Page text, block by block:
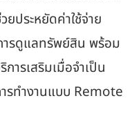
ประหยัดค่าใช้จ่าย
ารดูแลทรัพย์สิน พร้อม
ารเสริมเมื่อจำเป็น
ทำงานแบบ Remote